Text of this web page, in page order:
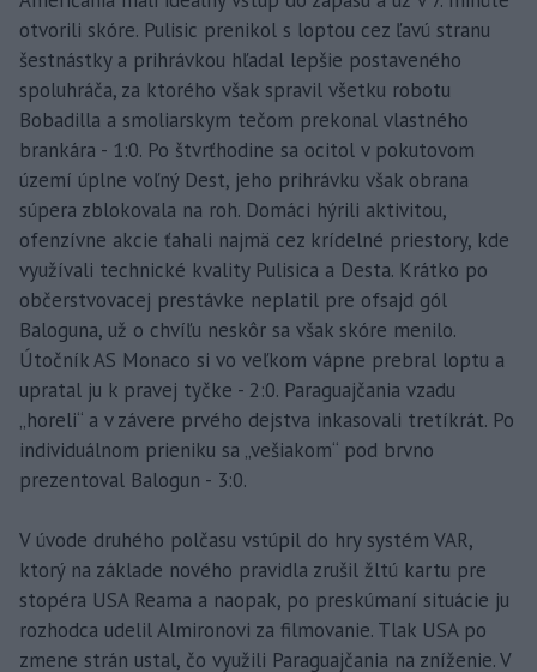
otvorili skóre. Pulisic prenikol s loptou cez ľavú stranu
šestnástky a prihrávkou hľadal lepšie postaveného
spoluhráča, za ktorého však spravil všetku robotu
Bobadilla a smoliarskym tečom prekonal vlastného
brankára - 1:0. Po štvrťhodine sa ocitol v pokutovom
území úplne voľný Dest, jeho prihrávku však obrana
súpera zblokovala na roh. Domáci hýrili aktivitou,
ofenzívne akcie ťahali najmä cez krídelné priestory, kde
využívali technické kvality Pulisica a Desta. Krátko po
občerstvovacej prestávke neplatil pre ofsajd gól
Baloguna, už o chvíľu neskôr sa však skóre menilo.
Útočník AS Monaco si vo veľkom vápne prebral loptu a
upratal ju k pravej tyčke - 2:0. Paraguajčania vzadu
„horeli“ a v závere prvého dejstva inkasovali tretíkrát. Po
individuálnom prieniku sa „vešiakom“ pod brvno
prezentoval Balogun - 3:0.
V úvode druhého polčasu vstúpil do hry systém VAR,
ktorý na základe nového pravidla zrušil žltú kartu pre
stopéra USA Reama a naopak, po preskúmaní situácie ju
rozhodca udelil Almironovi za filmovanie. Tlak USA po
zmene strán ustal, čo využili Paraguajčania na zníženie. V